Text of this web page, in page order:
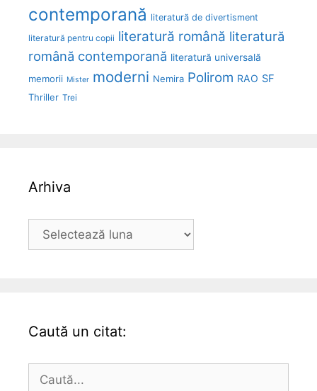
contemporană literatură de divertisment
literatură pentru copii literatură română literatură
română contemporană literatură universală
memorii Mister moderni Nemira Polirom RAO SF
Thriller Trei
Arhiva
Arhiva
Caută un citat: